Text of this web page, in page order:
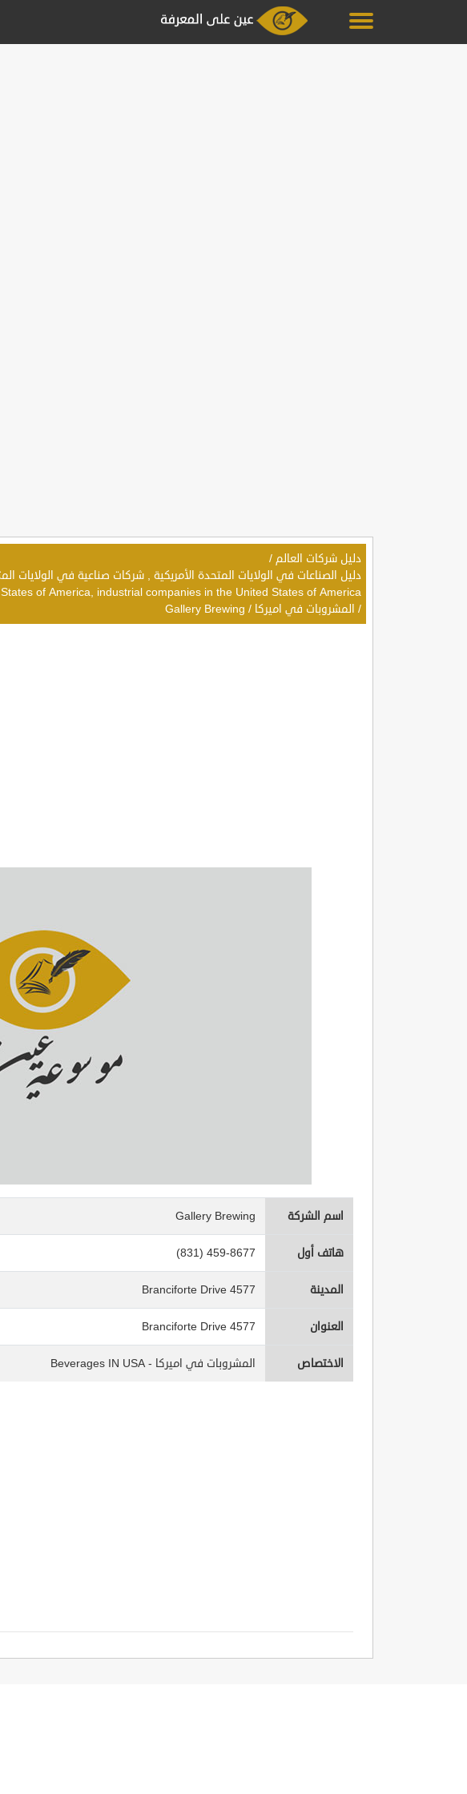
دليل شركات العالم /
States of America, industrial companies in the United States of America
/ المشروبات في اميركا /
Gallery Brewing
اسم الشركة Gallery Brewing
هاتف أول (831) 459-8677
المدينة 4577 Branciforte Drive
العنوان 4577 Branciforte Drive
الاختصاص المشروبات في اميركا - Beverages IN USA